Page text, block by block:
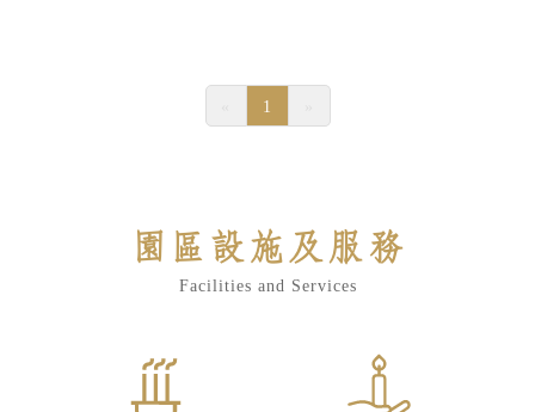
1
園區設施及服務
Facilities and Services